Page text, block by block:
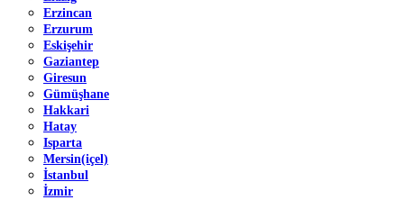
Erzincan
Erzurum
Eskişehir
Gaziantep
Giresun
Gümüşhane
Hakkari
Hatay
Isparta
Mersin(içel)
İstanbul
İzmir